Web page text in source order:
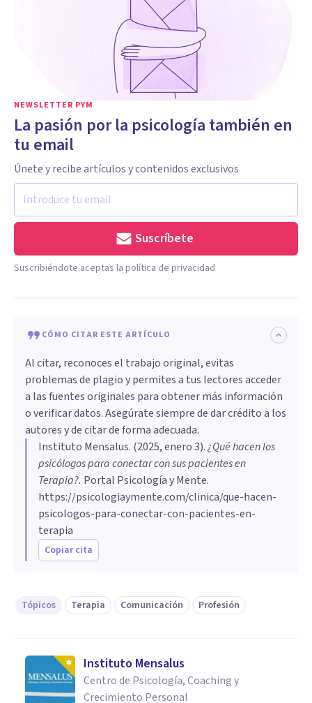
NEWSLETTER PYM
La pasión por la psicología también en
tu email
Únete y recibe artículos y contenidos exclusivos
Suscríbete
Suscribiéndote aceptas la política de privacidad
CÓMO CITAR ESTE ARTÍCULO
Al citar, reconoces el trabajo original, evitas
problemas de plagio y permites a tus lectores acceder
a las fuentes originales para obtener más información
o verificar datos. Asegúrate siempre de dar crédito a los
autores y de citar de forma adecuada.
Instituto Mensalus. (2025, enero 3).¿Qué hacen los
psicólogos para conectar con sus pacientes en
Terapia?. Portal Psicología y Mente.
https://psicologiaymente.com/clinica/que-hacen-
psicologos-para-conectar-con-pacientes-en-
terapia
Copiar cita
Tópicos Terapia Comunicación Profesión
Instituto Mensalus
Centro de Psicología, Coaching y
Crecimiento Personal